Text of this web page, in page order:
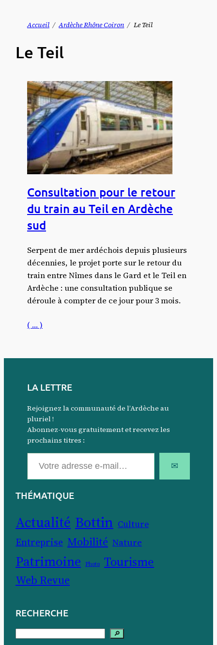
contenu
Accueil Ardèche Rhône Coiron Le Teil
Le Teil
Consultation pour le retour
du train au Teil en Ardèche
sud
Serpent de mer ardéchois depuis plusieurs
décennies, le projet porte sur le retour du
train entre Nîmes dans le Gard et le Teil en
Ardèche : une consultation publique se
déroule à compter de ce jour pour 3 mois.
( … )
LA LETTRE
Rejoignez la communauté de l’Ardèche au
pluriel !
Abonnez-vous gratuitement et recevez les
prochains titres :
Votre adresse e-mail…
✉
THÉMATIQUE
Actualité Bottin Culture
Entreprise Mobilité Nature
Patrimoine Photo Tourisme
Web Revue
RECHERCHE
🔎